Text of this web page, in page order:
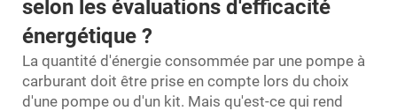
selon les évaluations d'efficacité
énergétique ?
La quantité d'énergie consommée par une pompe à
carburant doit être prise en compte lors du choix
d'une pompe ou d'un kit. Mais qu'est-ce qui rend